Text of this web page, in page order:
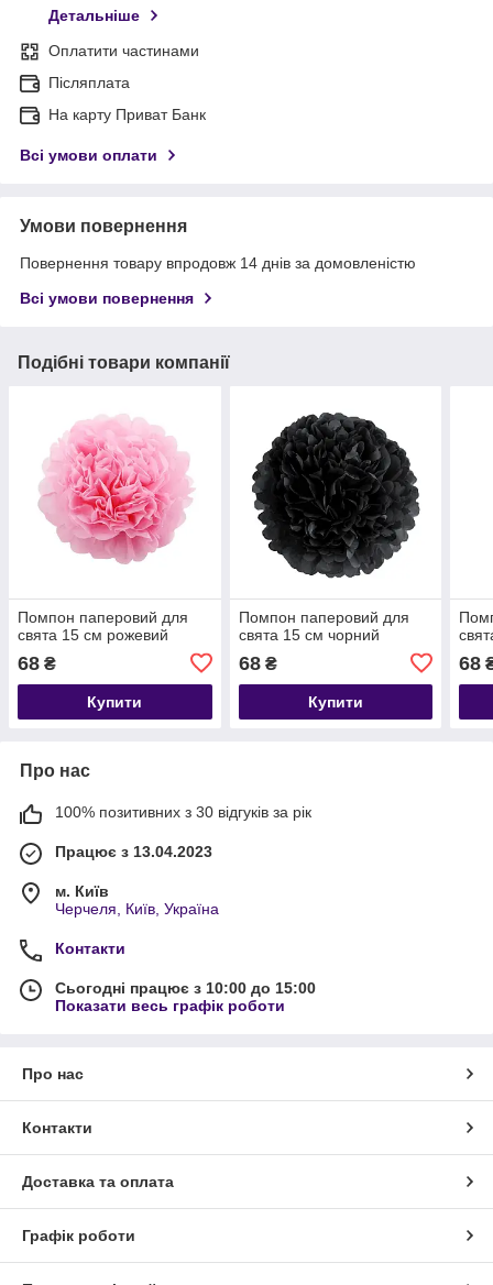
Детальніше
Оплатити частинами
Післяплата
На карту Приват Банк
Всі умови оплати
Умови повернення
Повернення товару впродовж 14 днів за домовленістю
Всі умови повернення
Подібні товари компанії
Помпон паперовий для
свята 15 см рожевий
68 ₴
Купити
Помпон паперовий для
свята 15 см чорний
68₴
Купити
68
Про нас
100% позитивних з 30 відгуків за рік
Працює з 13.04.2023
м. Київ
Черчеля, Київ, Україна
Контакти
Сьогодні працює з 10:00 до 15:00
Показати весь графік роботи
Про нас
Контакти
Доставка та оплата
Графік роботи